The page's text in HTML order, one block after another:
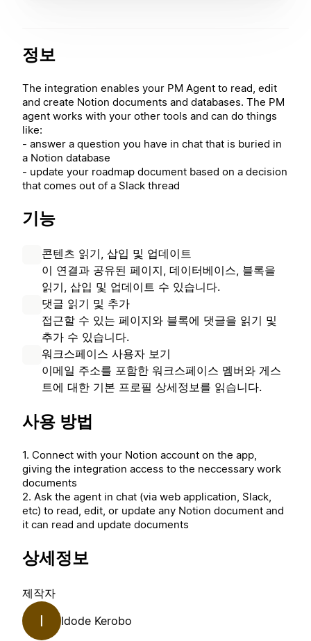
정보
The integration enables your PM Agent to read, edit
and create Notion documents and databases. The PM
agent works with your other tools and can do things
like:
- answer a question you have in chat that is buried in
a Notion database
- update your roadmap document based on a decision
that comes out of a Slack thread
기능
콘텐츠 읽기, 삽입 및 업데이트
이 연결과 공유된 페이지, 데이터베이스, 블록을
읽기, 삽입 및 업데이트 수 있습니다.
댓글 읽기 및 추가
접근할 수 있는 페이지와 블록에 댓글을 읽기 및
추가 수 있습니다.
워크스페이스 사용자 보기
이메일 주소를 포함한 워크스페이스 멤버와 게스
트에 대한 기본 프로필 상세정보를 읽습니다.
사용 방법
1. Connect with your Notion account on the app,
giving the integration access to the neccessary work
documents
2. Ask the agent in chat (via web application, Slack,
etc) to read, edit, or update any Notion document and
it can read and update documents
상세정보
제작자
I
Idode Kerobo